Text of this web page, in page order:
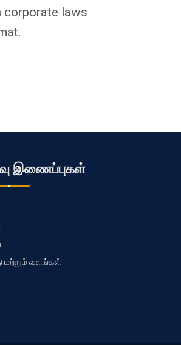
corporate laws
இணைப்புகள்
மற்றும் வளங்கள்